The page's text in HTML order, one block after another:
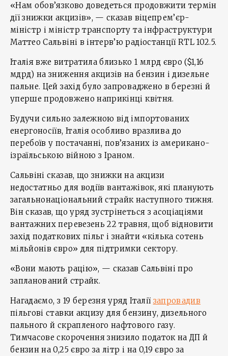
«Нам обов’язково доведеться продовжити термін
дії знижки акцизів», — сказав віцепрем’єр-
міністр і міністр транспорту та інфраструктури
Маттео Сальвіні в інтерв’ю радіостанції RTL 102.5.
Італія вже витратила близько 1 млрд євро ($1,16
мдрд) на зниження акцизів на бензин і дизельне
пальне. Цей захід було запроваджено в березні й
уперше продовжено наприкінці квітня.
Будучи сильно залежною від імпортованих
енергоносіїв, Італія особливо вразлива до
перебоїв у постачанні, пов’язаних із американо-
ізраїльською війною з Іраном.
Сальвіні сказав, що знижки на акцизи
недостатньо для водіїв вантажівок, які планують
загальнонаціональний страйк наступного тижня.
Він сказав, що уряд зустрінеться з асоціаціями
вантажних перевезень 22 травня, щоб відновити
захід податкових пільг і знайти «кілька сотень
мільйонів євро» для підтримки сектору.
«Вони мають рацію», — сказав Сальвіні про
запланований страйк.
Нагадаємо, з 19 березня уряд Італії запровадив
пільгові ставки акцизу для бензину, дизельного
пального й скрапленого нафтового газу.
Тимчасове скорочення знизило податок на ДП й
бензин на 0,25 євро за літр і на 0,19 євро за